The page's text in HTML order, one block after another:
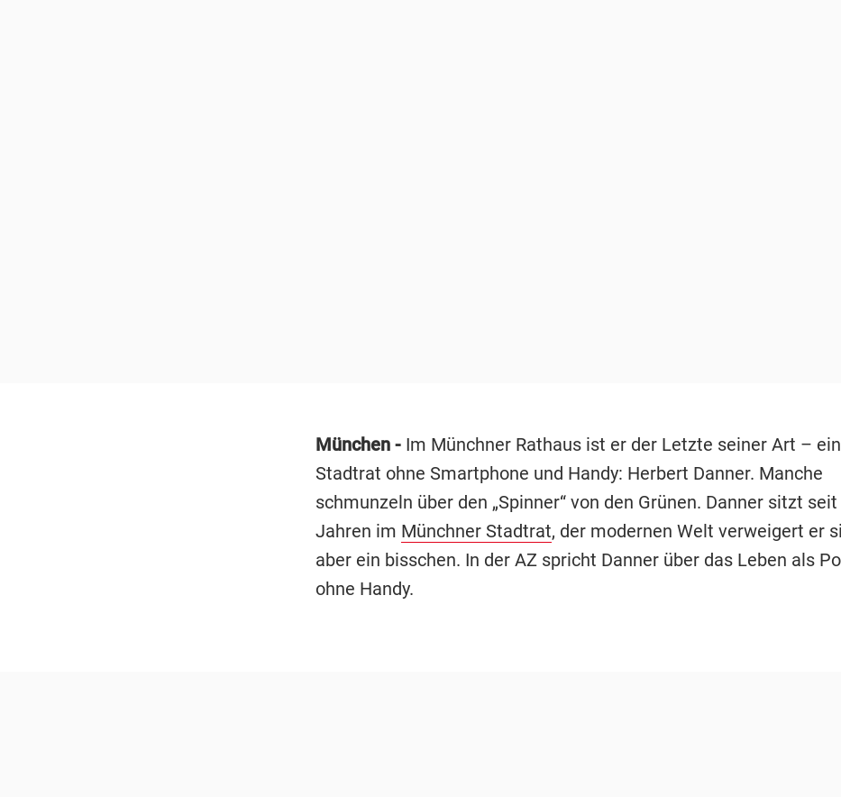
München - Im Münchner Rathaus ist er der Letzte seiner Art – ein
Stadtrat ohne Smartphone und Handy: Herbert Danner. Manche
schmunzeln über den „Spinner“ von den Grünen. Danner sitzt
Jahren im Münchner Stadtrat, der modernen Welt verweigert er
aber ein bisschen. In der AZ spricht Danner über das Leben als
ohne Handy.